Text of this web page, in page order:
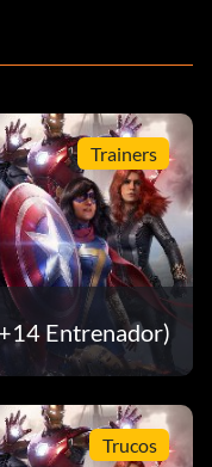
Trainers
Entrenador)
Trucos